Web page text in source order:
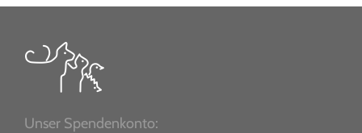
Unser Spendenkonto: